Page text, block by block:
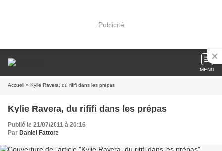
Publicité
MENU
Accueil » Kylie Ravera, du rififi dans les prépas
Kylie Ravera, du rififi dans les prépas
Publié le 21/07/2011 à 20:16
Par Daniel Fattore